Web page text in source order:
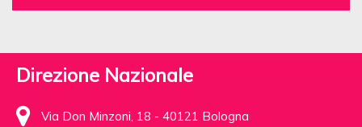
Direzione Nazionale
Via Don Minzoni, 18 - 40121 Bologna